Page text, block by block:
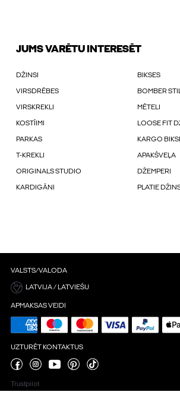
JUMS VARĒTU INTERESĒT
DŽINSI BIKSES
VIRSDRĒBES BOMBER
VIRSKREKLI MĒTELI
KOSTĪIMI LOOSE FIT
PARKAS KARGO
T-KREKLI APAKŠVEĻA
ORIGINALS STUDIO DŽEMPERI
KARDIGĀNI PLATIE
VALSTS/VALODA
LATVIJA / LATVIEŠU
APMAKSAS VEIDI
UZTURĒT KONTAKTUS
Trustpilot